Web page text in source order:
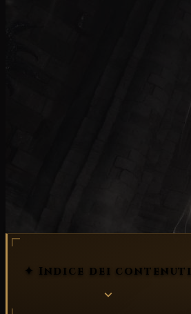
✦ Indice dei contenuti